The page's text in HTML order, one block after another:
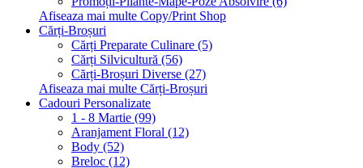
Afiseaza mai multe Copy/Print Shop
Cărți-Broșuri
Cărți Preparate Culinare (5)
Cărți Silvicultură (56)
Cărți-Broșuri Diverse (27)
Afiseaza mai multe Cărți-Broșuri
Cadouri Personalizate
1 - 8 Martie (99)
Aranjament Floral (12)
Body (52)
Breloc (12)